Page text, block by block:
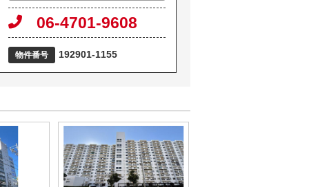
06-4701-9608
物件番号 192901-1155